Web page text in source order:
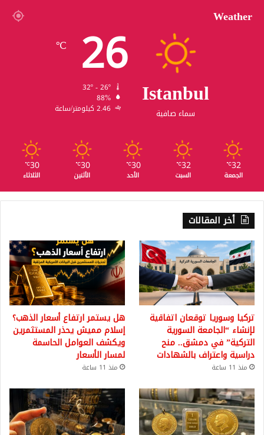
Weather
Istanbul
سماء صافية
26
℃
88%
2.46 كيلومتر/ساعة
32
℃
الجمعة
32
℃
السبت
30
℃
الأحد
30
℃
الأثنين
30
℃
الثلاثاء
أخر المقالات
تركيا وسوريا توقعان اتفاقية
لإنشاء “الجامعة السورية
التركية” في دمشق.. منح
دراسية واعتراف بالشهادات
منذ 11 ساعة
هل يستمر ارتفاع أسعار الذهب؟
إسلام مميش يحذر المستثمرين
ويكشف العوامل الحاسمة
لمسار الأسعار
منذ 11 ساعة